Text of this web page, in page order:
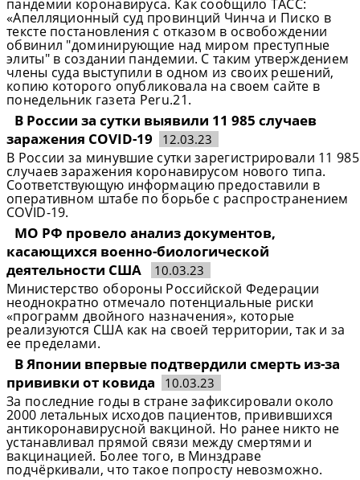
пандемии коронавируса. Как сообщило ТАСС:
«Апелляционный суд провинций Чинча и Писко в
тексте постановления с отказом в освобождении
обвинил "доминирующие над миром преступные
элиты" в создании пандемии. С таким утверждением
члены суда выступили в одном из своих решений,
копию которого опубликовала на своем сайте в
понедельник газета Peru.21.
В России за сутки выявили 11 985 случаев
заражения COVID-19
12.03.23
В России за минувшие сутки зарегистрировали 11 985
случаев заражения коронавирусом нового типа.
Соответствующую информацию предоставили в
оперативном штабе по борьбе с распространением
COVID-19.
МО РФ провело анализ документов,
касающихся военно-биологической
деятельности США
10.03.23
Министерство обороны Российской Федерации
неоднократно отмечало потенциальные риски
«программ двойного назначения», которые
реализуются США как на своей территории, так и за
ее пределами.
В Японии впервые подтвердили смерть из-за
прививки от ковида
10.03.23
За последние годы в стране зафиксировали около
2000 летальных исходов пациентов, привившихся
антикоронавирусной вакциной. Но ранее никто не
устанавливал прямой связи между смертями и
вакцинацией. Более того, в Минздраве
подчёркивали, что такое попросту невозможно.